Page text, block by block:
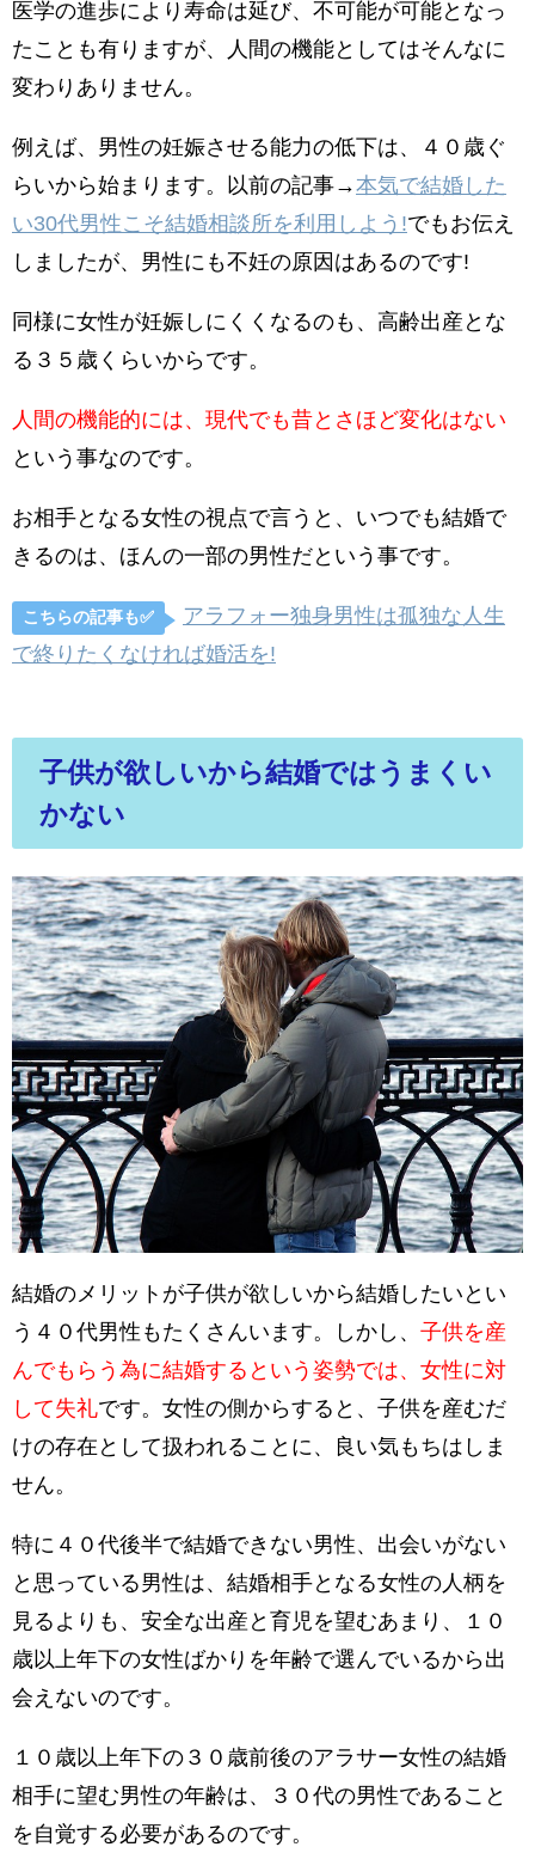
医学の進歩により寿命は延び、不可能が可能となっ
たことも有りますが、人間の機能としてはそんなに
変わりありません。
例えば、男性の妊娠させる能力の低下は、４０歳ぐ
らいから始まります。以前の記事→本気で結婚した
い30代男性こそ結婚相談所を利用しよう!でもお伝え
しましたが、男性にも不妊の原因はあるのです!
同様に女性が妊娠しにくくなるのも、高齢出産とな
る３５歳くらいからです。
人間の機能的には、現代でも昔とさほど変化はない
という事なのです。
お相手となる女性の視点で言うと、いつでも結婚で
きるのは、ほんの一部の男性だという事です。
こちらの記事も✅
アラフォー独身男性は孤独な人生
で終りたくなければ婚活を!
子供が欲しいから結婚ではうまくい
かない
結婚のメリットが子供が欲しいから結婚したいとい
う４０代男性もたくさんいます。しかし、 子供を産
んでもらう為に結婚するという姿勢では、女性に対
して失礼です。女性の側からすると、子供を産むだ
けの存在として扱われることに、良い気もちはしま
せん。
特に４０代後半で結婚できない男性、出会いがない
と思っている男性は、結婚相手となる女性の人柄を
見るよりも、安全な出産と育児を望むあまり、１０
歳以上年下の女性ばかりを年齢で選んでいるから出
会えないのです。
１０歳以上年下の３０歳前後のアラサー女性の結婚
相手に望む男性の年齢は、３０代の男性であること
を自覚する必要があるのです。